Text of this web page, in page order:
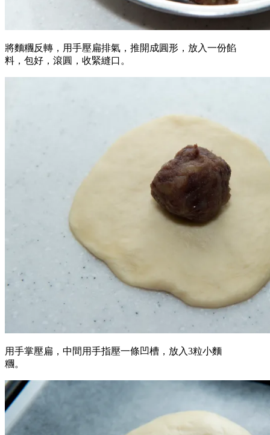
將麵糰反轉，用手壓扁排氣，推開成圓形，放入一份餡
料，包好，滾圓，收緊縫口。
用手掌壓扁，中間用手指壓一條凹槽，放入3粒小麵
糰。